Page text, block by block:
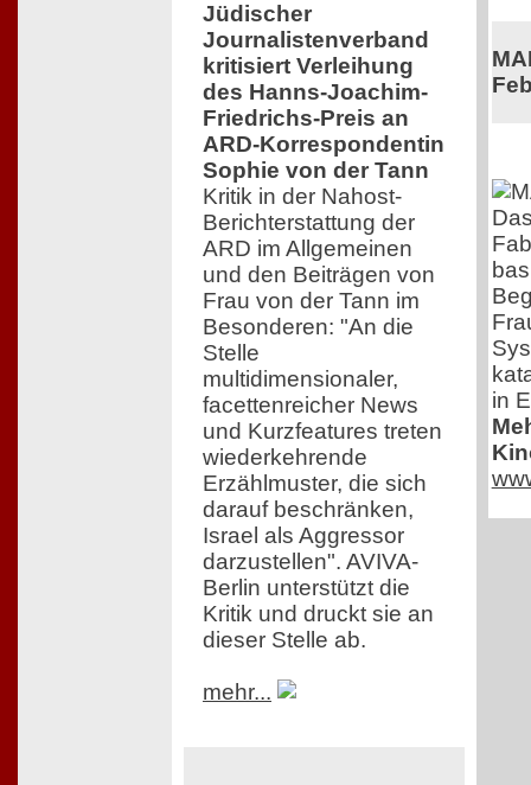
Jüdischer
Journalistenverband
kritisiert Verleihung
des Hanns-Joachim-
Friedrichs-Preis an
ARD-Korrespondentin
Sophie von der Tann
Kritik in der Nahost-
Berichterstattung der
ARD im Allgemeinen
und den Beiträgen von
Frau von der Tann im
Besonderen: "An die
Stelle
multidimensionaler,
facettenreicher News
und Kurzfeatures treten
wiederkehrende
Erzählmuster, die sich
darauf beschränken,
Israel als Aggressor
darzustellen". AVIVA-
Berlin unterstützt die
Kritik und druckt sie an
dieser Stelle ab.
mehr...
in